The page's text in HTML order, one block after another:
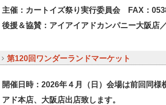
主催：カートイズ祭り実行委員会 FAX：
後援＆協賛：アイアイアドカンパニー大阪店
第120回ワンダーランドマーケット
開催日時：2026年４月 （ 日） 会場は前回同様
アド本店、大阪店出店致します。